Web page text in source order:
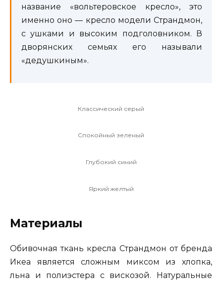
название «вольтеровское кресло», это
именно оно — кресло модели Страндмон,
с ушками и высоким подголовником. В
дворянских семьях его называли
«дедушкиным».
Классический серый
Спокойный зеленый
Глубокий синий
Яркий желтый
Материалы
Обивочная ткань кресла Страндмон от бренда
Икеа является сложным миксом из хлопка,
льна и полиэстера с вискозой. Натуральные